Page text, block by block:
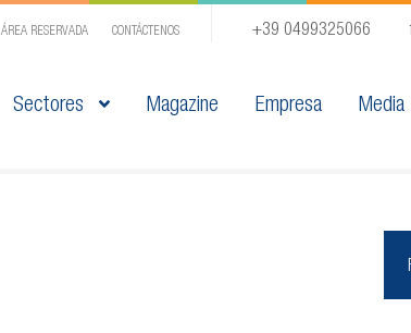
ÁREA RESERVADA CONTÁCTENOS +39 0499325066
Sectores Magazine Empresa Media